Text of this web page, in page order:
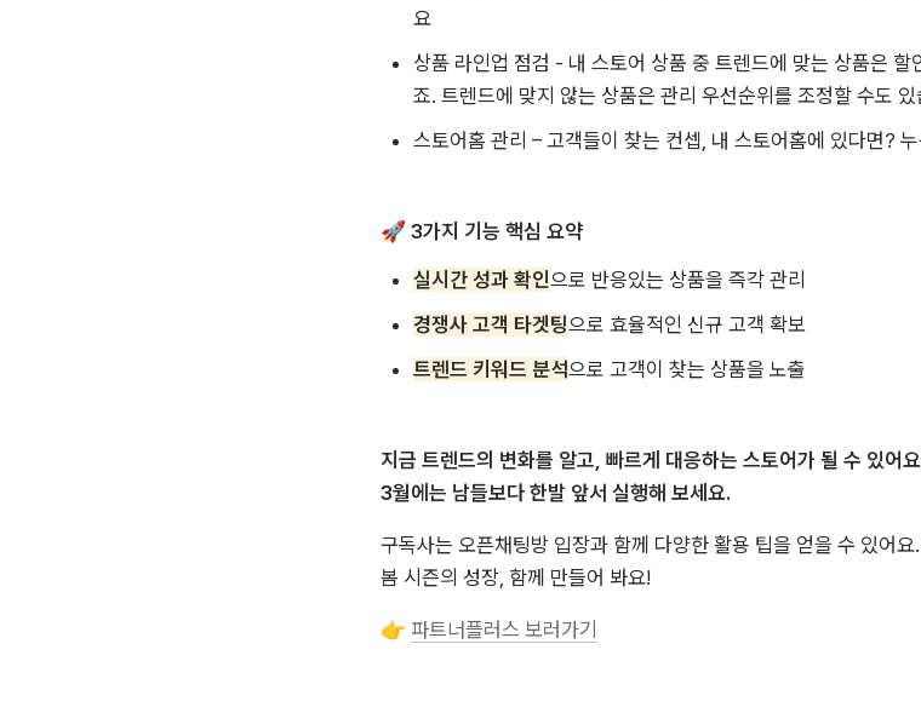
요
상품 라인업 점검 - 내 스토어 상품 중 트렌드에 맞는 상품은
죠. 트렌드에 맞지 않는 상품은 관리 우선순위를 조정할 수도 있
스토어홈 관리 – 고객들이 찾는 컨셉, 내 스토어홈에 있다면?
🚀 3가지 기능 핵심 요약
실시간 성과 확인으로 반응있는 상품을 즉각 관리
경쟁사 고객 타겟팅으로 효율적인 신규 고객 확보
트렌드 키워드 분석으로 고객이 찾는 상품을 노출
지금 트렌드의 변화를 알고, 빠르게 대응하는 스토어가 될 수 있어
3월에는 남들보다 한발 앞서 실행해 보세요.
구독사는 오픈채팅방 입장과 함께 다양한 활용 팁을 얻을 수 있어요.
봄 시즌의 성장, 함께 만들어 봐요!
👉 파트너플러스 보러가기